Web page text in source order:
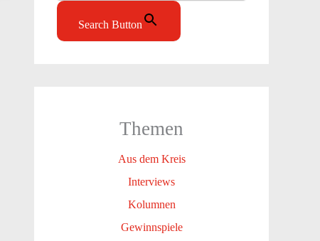
Search Button
Themen
Aus dem Kreis
Interviews
Kolumnen
Gewinnspiele